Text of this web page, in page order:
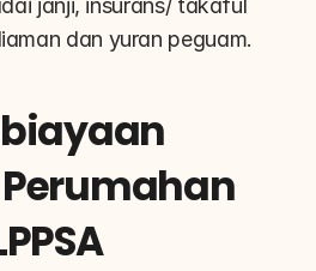
janji, insurans/ takaful
dan yuran peguam.